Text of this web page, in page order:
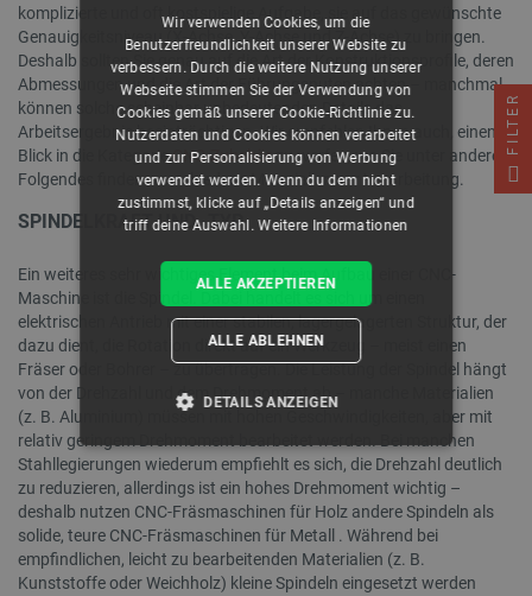
komplizierte und oft kostspielige Aufgabe, sie auf das gewünschte
Genauigkeitsniveau (X-Achse, Y-Achse und Z-Achse) zu bringen.
Deshalb sollten Sie genau auf die Art der Konstruktionsprofile, deren
Abmessungen und die Art der Führungsnuten achten – manchmal
können solche scheinbar unbedeutenden Details das
Arbeitsergebnis beeinträchtigen. Wir empfehlen Ihnen auch, einen
Blick in die KategorieCNC-Zubehörzu werfen, wo Sie unter anderem
Folgendes finden: verschiedene Materialien zur Verarbeitung.
SPINDELKRAFT UND -TYP
Ein weiteres sehr wichtiges Element beim Aufbau einer CNC-
Maschine ist die Spindel. Dabei handelt es sich um einen
elektrischen Antrieb mit einer stabilen, lagergelagerten Struktur, der
dazu dient, die Rotation direkt auf ein Werkzeug – meist einen
Fräser oder Bohrer – zu übertragen. Die Leistung der Spindel hängt
von der Drehzahl und dem Drehmoment ab – manche Materialien
(z. B. Aluminium) müssen mit hohen Geschwindigkeiten, aber mit
relativ geringem Drehmoment bearbeitet werden. Bei manchen
Stahllegierungen wiederum empfiehlt es sich, die Drehzahl deutlich
zu reduzieren, allerdings ist ein hohes Drehmoment wichtig –
deshalb nutzen CNC-Fräsmaschinen für Holz andere Spindeln als
solide, teure CNC-Fräsmaschinen für Metall . Während bei
empfindlichen, leicht zu bearbeitenden Materialien (z. B.
Kunststoffe oder Weichholz) kleine Spindeln eingesetzt werden
FILTER
Wir verwenden Cookies, um die
Benutzerfreundlichkeit unserer Website zu
verbessern. Durch die weitere Nutzung unserer
Webseite stimmen Sie der Verwendung von
Cookies gemäß unserer Cookie-Richtlinie zu.
Nutzerdaten und Cookies können verarbeitet
und zur Personalisierung von Werbung
verwendet werden. Wenn du dem nicht
zustimmst, klicke auf „Details anzeigen“ und
triff deine Auswahl.Weitere Informationen
ALLE AKZEPTIEREN
ALLE ABLEHNEN
DETAILS ANZEIGEN
UNBEDINGT ERFORDERLICH
PERFORMANCE
TARGETING